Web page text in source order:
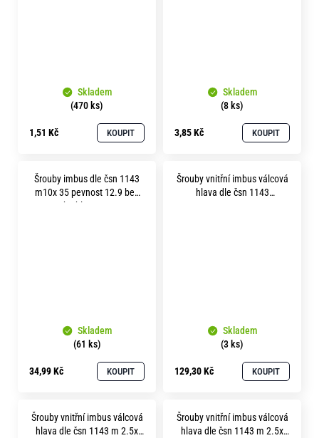
Skladem
(470 ks)
1,51 Kč KOUPIT
Skladem
(8 ks)
3,85 Kč KOUPIT
Šrouby imbus dle čsn 1143
m10x 35 pevnost 12.9 bez
povrchu hlava 13,7mm
Skladem
(61 ks)
34,99 Kč KOUPIT
Šrouby vnitřní imbus válcová
hlava dle čsn 1143
Skladem
(3 ks)
129,30 Kč KOUPIT
Šrouby vnitřní imbus válcová
hlava dle čsn 1143 m 2.5x
Šrouby vnitřní imbus válcová
hlava dle čsn 1143 m 2.5x